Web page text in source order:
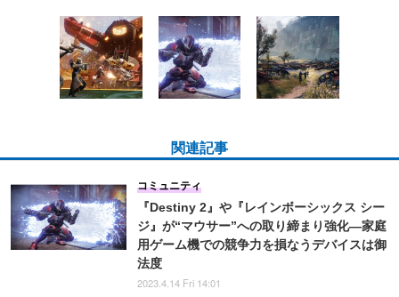
関連記事
『Destiny 2』や『レインボーシックス シー
ジ』が“マウサー”への取り締まり強化―家庭
用ゲーム機での競争力を損なうデバイスは御
法度
コミュニティ
2023.4.14 Fri 14:01